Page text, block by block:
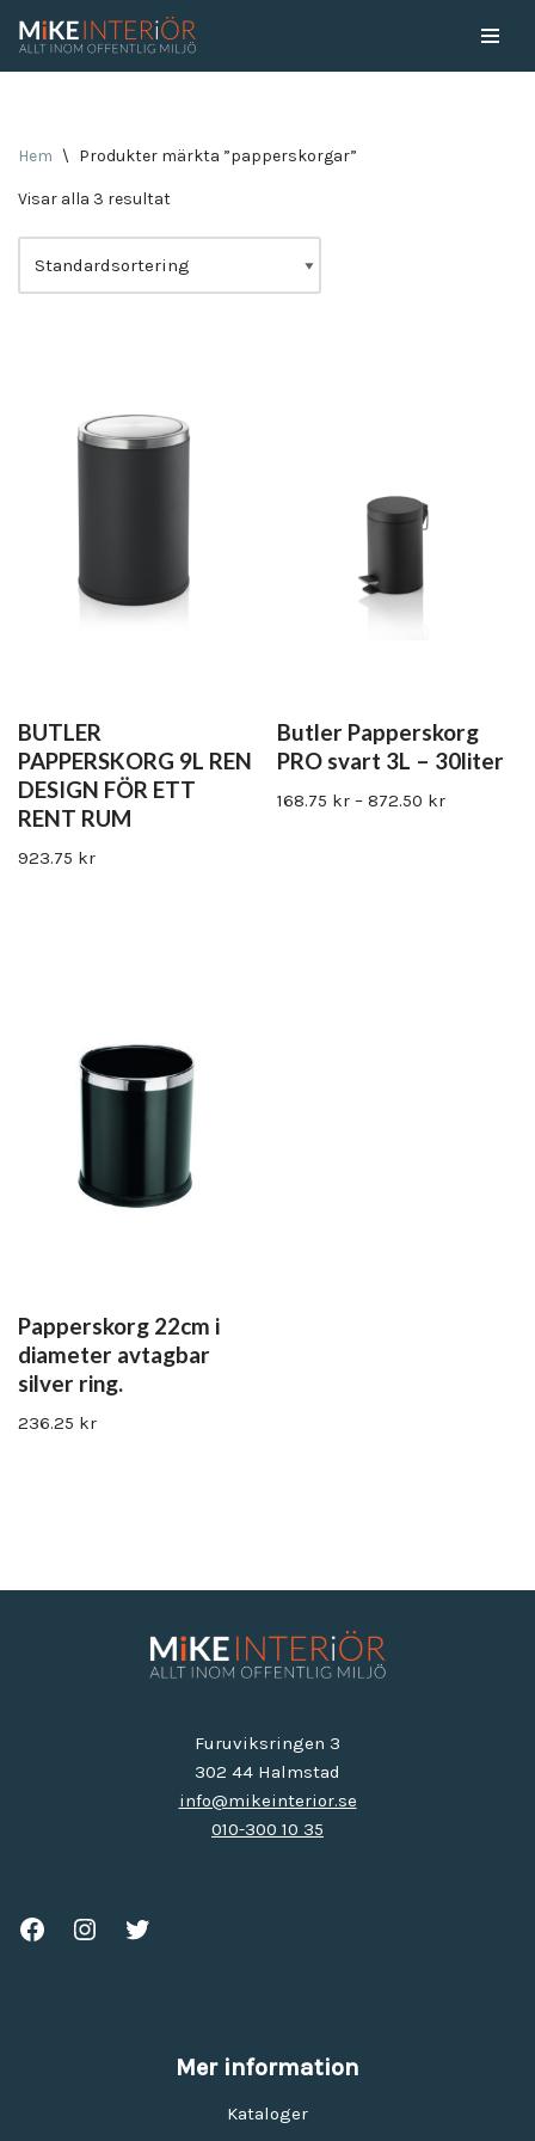
Hem \ Produkter märkta ”papperskorgar”
Visar alla 3 resultat
BUTLER
PAPPERSKORG 9L REN
DESIGN FÖR ETT
RENT RUM
923.75 kr
Butler Papperskorg
PRO svart 3L – 30liter
168.75 kr – 872.50 kr
Papperskorg 22cm i
diameter avtagbar
silver ring.
236.25 kr
Furuviksringen 3
302 44 Halmstad
info@mikeinterior.se
010-300 10 35
Mer information
Kataloger